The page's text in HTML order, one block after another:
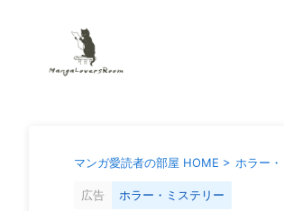
マンガ愛読者の部屋 HOME > ホラー
広告 ホラー・ミステリー